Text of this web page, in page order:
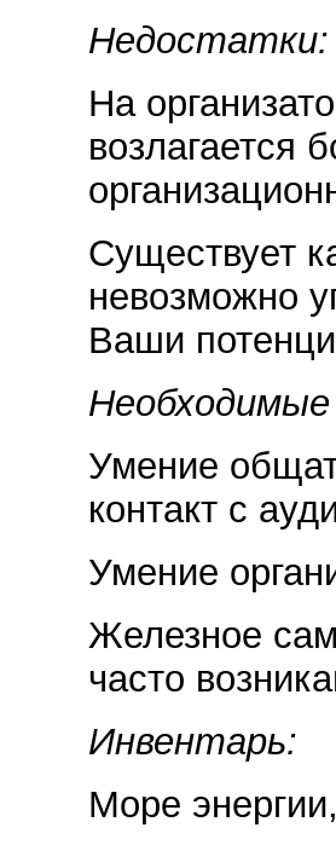
Недостатки:
На
возлагается
Существует
невозможно
Ваши
Умение
контакт с
Умение
Железное
часто
Инвентарь:
Море